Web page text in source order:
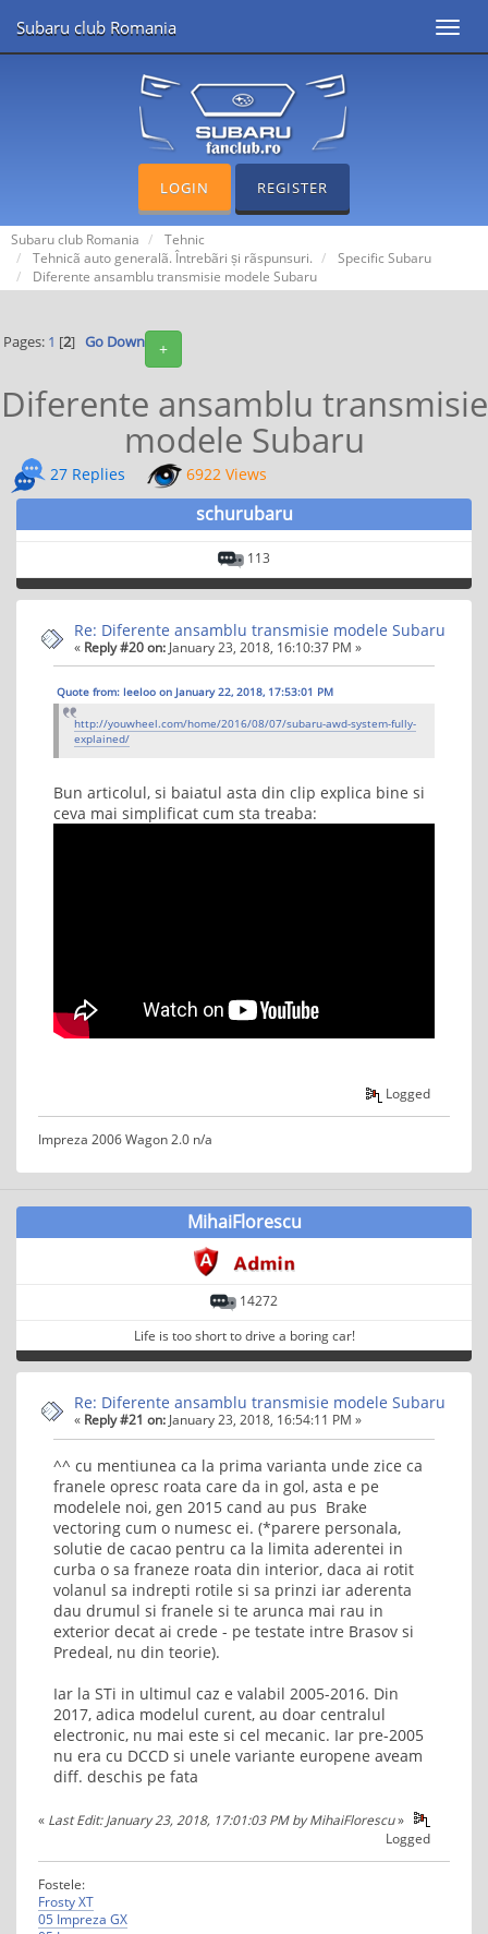
Subaru club Romania
LOGIN REGISTER
Subaru club Romania
Tehnic
Tehnicã auto generalã. Întrebãri și rãspunsuri.
Specific Subaru
Diferente ansamblu transmisie modele Subaru
+
Pages: 1 [2] Go Down
Diferente ansamblu transmisie
modele Subaru
27 Replies 6922 Views
schurubaru
113
Re: Diferente ansamblu transmisie modele Subaru
« Reply #20 on: January 23, 2018, 16:10:37 PM »
Quote from: leeloo on January 22, 2018, 17:53:01 PM
http://youwheel.com/home/2016/08/07/subaru-awd-system-fully-
explained/
Bun articolul, si baiatul asta din clip explica bine si
ceva mai simplificat cum sta treaba:
Logged
Impreza 2006 Wagon 2.0 n/a
MihaiFlorescu
14272
Life is too short to drive a boring car!
Re: Diferente ansamblu transmisie modele Subaru
« Reply #21 on: January 23, 2018, 16:54:11 PM »
^^ cu mentiunea ca la prima varianta unde zice ca
franele opresc roata care da in gol, asta e pe
modelele noi, gen 2015 cand au pus Brake
vectoring cum o numesc ei. (*parere personala,
solutie de cacao pentru ca la limita aderentei in
curba o sa franeze roata din interior, daca ai rotit
volanul sa indrepti rotile si sa prinzi iar aderenta
dau drumul si franele si te arunca mai rau in
exterior decat ai crede - pe testate intre Brasov si
Predeal, nu din teorie).
Iar la STi in ultimul caz e valabil 2005-2016. Din
2017, adica modelul curent, au doar centralul
electronic, nu mai este si cel mecanic. Iar pre-2005
nu era cu DCCD si unele variante europene aveam
diff. deschis pe fata
« Last Edit: January 23, 2018, 17:01:03 PM by MihaiFlorescu»
Logged
Fostele:
Frosty XT
05 Impreza GX